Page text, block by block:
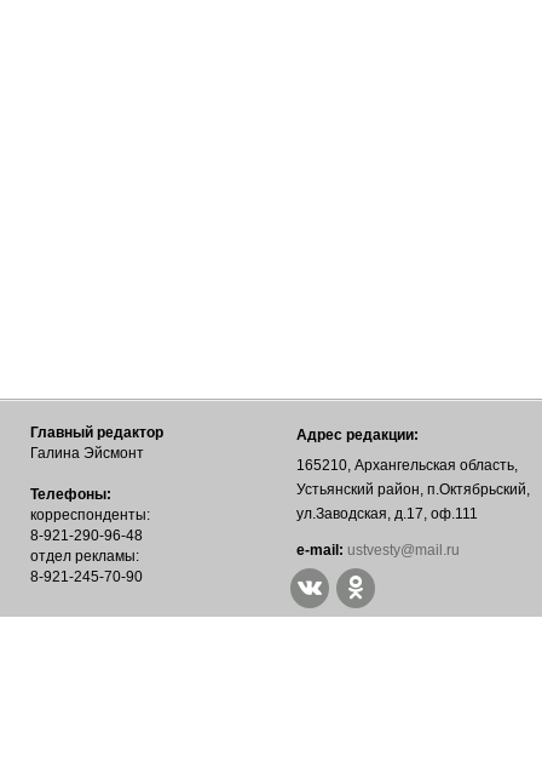
Главный редактор
Галина Эйсмонт
Телефоны:
корреспонденты:
8-921-290-96-48
отдел рекламы:
8-921-245-70-90
Адрес редакции:
165210, Архангельская область,
Устьянский район, п.Октябрьский,
ул.Заводская, д.17, оф.111
е-mail: ustvesty@mail.ru